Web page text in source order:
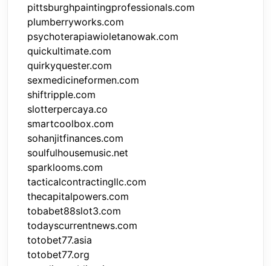
pittsburghpaintingprofessionals.com
plumberryworks.com
psychoterapiawioletanowak.com
quickultimate.com
quirkyquester.com
sexmedicineformen.com
shiftripple.com
slotterpercaya.co
smartcoolbox.com
sohanjitfinances.com
soulfulhousemusic.net
sparklooms.com
tacticalcontractingllc.com
thecapitalpowers.com
tobabet88slot3.com
todayscurrentnews.com
totobet77.asia
totobet77.org